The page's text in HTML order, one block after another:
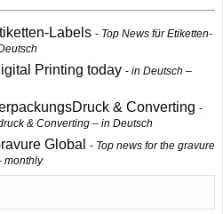
Labels
Top News für Etiketten-
Printing today
in Deutsch –
& Converting
& Converting – in Deutsch
Global
Top news for the gravure
monthly